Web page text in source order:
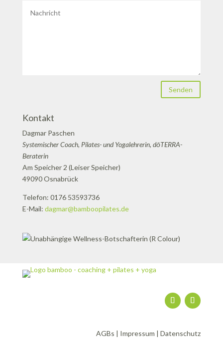
Senden
Kontakt
Dagmar Paschen
Systemischer Coach, Pilates- und Yogalehrerin, dōTERRA-
Beraterin
Am Speicher 2 (Leiser Speicher)
49090 Osnabrück
Telefon: 0176 53593736
E-Mail: dagmar@bamboopilates.de
AGBs | Impressum |Datenschutz